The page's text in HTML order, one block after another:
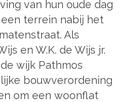
van hun oude dag
terrein nabij het
Als
en W.K. de Wijs jr.
wijk Pathmos
bouwverordening
om een woonflat